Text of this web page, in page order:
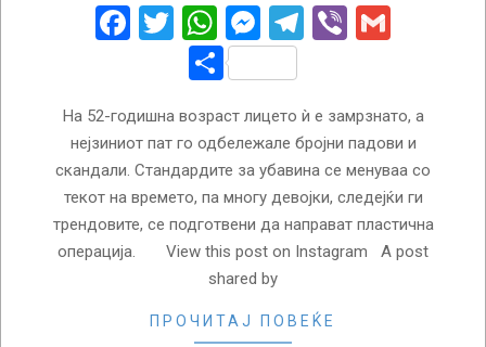
Facebook
Twitter
WhatsApp
Messenger
Telegram
Viber
Share
На 52-годишна возраст лицето ѝ е замрзнато, а
нејзиниот пат го одбележале бројни падови и
скандали. Стандардите за убавина се менуваа со
текот на времето, па многу девојки, следејќи ги
трендовите, се подготвени да направат пластична
операција. View this post on Instagram A post
shared by
ПРОЧИТАЈ ПОВЕЌЕ